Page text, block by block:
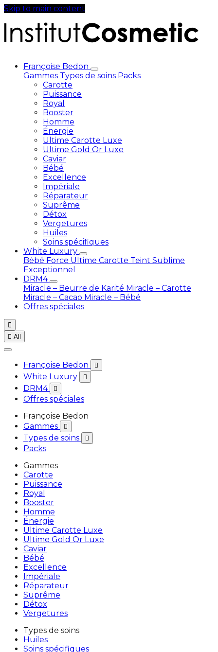
Skip to main content
Françoise Bedon
Gammes Types de soins Packs
Carotte
Puissance
Royal
Booster
Homme
Énergie
Ultime Carotte Luxe
Ultime Gold Or Luxe
Caviar
Bébé
Excellence
Impériale
Réparateur
Suprême
Détox
Vergetures
Huiles
Soins spécifiques
White Luxury
Bébé Force Ultime Carotte Teint Sublime
Exceptionnel
DRM4
Miracle – Beurre de Karité Miracle – Carotte
Miracle – Cacao Miracle – Bébé
Offres spéciales

 All
Françoise Bedon 
White Luxury 
DRM4 
Offres spéciales
Françoise Bedon
Gammes

Types de soins 
Packs
Gammes
Carotte
Puissance
Royal
Booster
Homme
Énergie
Ultime Carotte Luxe
Ultime Gold Or Luxe
Caviar
Bébé
Excellence
Impériale
Réparateur
Suprême
Détox
Vergetures
Types de soins
Huiles
Soins spécifiques